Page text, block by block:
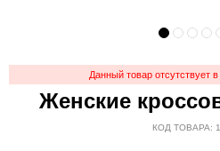
Данный товар отсутствует в
Женские
КОД ТОВАРА: